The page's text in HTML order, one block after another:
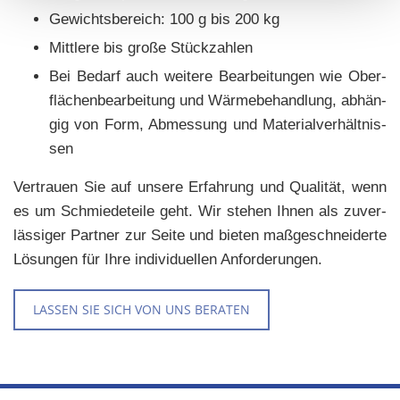
Ge­wichts­be­reich: 100 g bis 200 kg
Mitt­le­re bis große Stück­zah­len
Bei Be­darf auch wei­te­re Be­ar­bei­tun­gen wie Ober­
flä­chen­be­ar­bei­tung und Wär­me­be­hand­lung, ab­hän­
gig von Form, Ab­mes­sung und Ma­te­ri­al­ver­hält­nis­
sen
Ver­trau­en Sie auf un­se­re Er­fah­rung und Qua­li­tät, wenn
es um Schmie­de­tei­le geht. Wir ste­hen Ihnen als zu­ver­
läs­si­ger Part­ner zur Seite und bie­ten maß­ge­schnei­der­te
Lö­sun­gen für Ihre in­di­vi­du­el­len An­for­de­run­gen.
LASSEN SIE SICH VON UNS BERATEN